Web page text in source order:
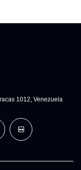
1012, Venezuela